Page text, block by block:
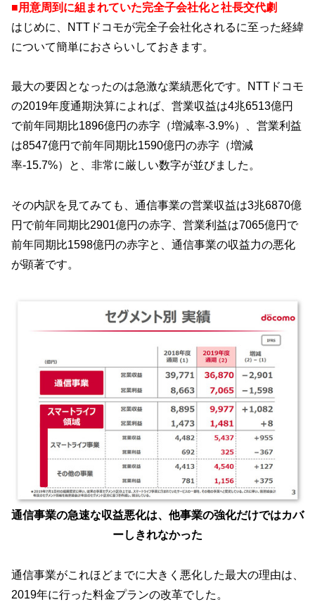
■用意周到に組まれていた完全子会社化と社長交代劇
はじめに、NTTドコモが完全子会社化されるに至った経緯
について簡単におさらいしておきます。
最大の要因となったのは急激な業績悪化です。NTTドコモ
の2019年度通期決算によれば、営業収益は4兆6513億円
で前年同期比1896億円の赤字（増減率-3.9%）、営業利益
は8547億円で前年同期比1590億円の赤字（増減
率-15.7%）と、非常に厳しい数字が並びました。
その内訳を見てみても、通信事業の営業収益は3兆6870億
円で前年同期比2901億円の赤字、営業利益は7065億円で
前年同期比1598億円の赤字と、通信事業の収益力の悪化
が顕著です。
通信事業の急速な収益悪化は、他事業の強化だけではカバ
ーしきれなかった
通信事業がこれほどまでに大きく悪化した最大の理由は、
2019年に行った料金プランの改革でした。